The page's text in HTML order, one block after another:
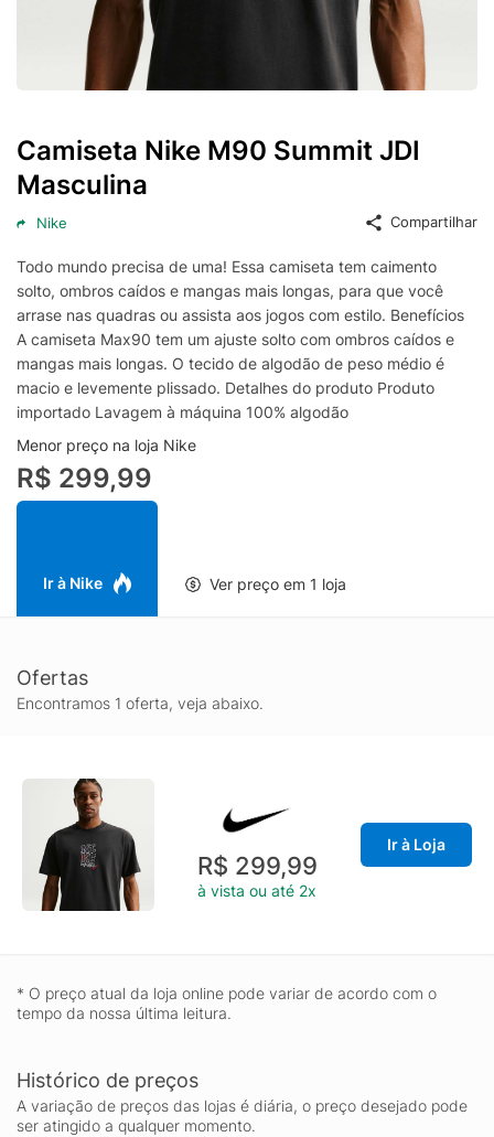
Camiseta Nike M90 Summit JDI
Masculina
Nike Compartilhar
Todo mundo precisa de uma! Essa camiseta tem caimento
solto, ombros caídos e mangas mais longas, para que você
arrase nas quadras ou assista aos jogos com estilo. Benefícios
A camiseta Max90 tem um ajuste solto com ombros caídos e
mangas mais longas. O tecido de algodão de peso médio é
macio e levemente plissado. Detalhes do produto Produto
importado Lavagem à máquina 100% algodão
Menor preço na loja Nike
R$ 299,99
Ir à Nike Ver preço em 1 loja
Ofertas
Encontramos 1 oferta, veja abaixo.
R$ 299,99
à vista ou até 2x
Ir à Loja
* O preço atual da loja online pode variar de acordo com o
tempo da nossa última leitura.
Histórico de preços
A variação de preços das lojas é diária, o preço desejado pode
ser atingido a qualquer momento.